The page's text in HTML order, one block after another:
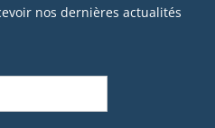
nos dernières actualités